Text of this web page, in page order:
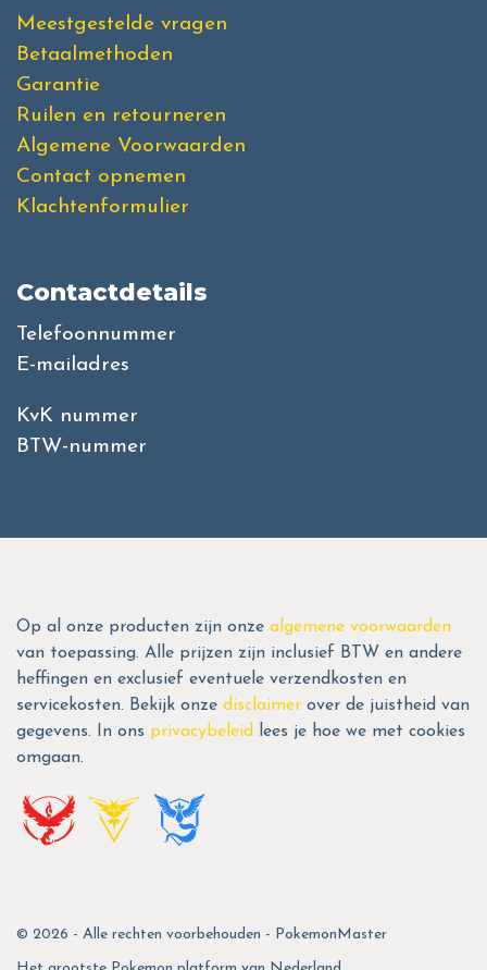
Meestgestelde vragen
Betaalmethoden
Garantie
Ruilen en retourneren
Algemene Voorwaarden
Contact opnemen
Klachtenformulier
Contactdetails
Telefoonnummer
E-mailadres
KvK nummer
BTW-nummer
Op al onze producten zijn onze algemene voorwaarden
van toepassing. Alle prijzen zijn inclusief BTW en andere
heffingen en exclusief eventuele verzendkosten en
servicekosten. Bekijk onze disclaimer over de juistheid van
gegevens. In ons privacybeleid
lees je hoe we met cookies
omgaan.
© 2026 - Alle rechten voorbehouden - PokemonMaster